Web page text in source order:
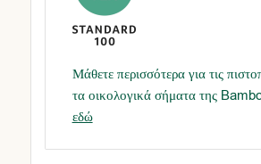
Μάθετε περισσότερα για τις
τα οικολογικά σήματα της
εδώ